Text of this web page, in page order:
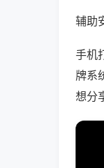
辅助
手机
牌系
想分